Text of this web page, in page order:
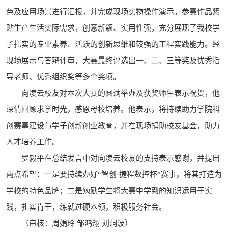
色及应用场景进行汇报，并完成现场实物操作演示。参赛作品紧
贴生产生活实际需求，创意新颖、实用性强，充分展现了我校学
子扎实的专业素养、活跃的创新思维和较强的工程实践能力。经
现场展示与答辩评审，大赛最终评选出一、二、三等奖及优秀指
导老师、优秀组织奖等多个奖项。
向凌云校友对本次大赛的圆满举办及获奖师生表示祝贺，他
深情回顾求学时光，感恩母校培养。他表示，将持续助力学院科
创赛事建设与学子创新创业教育，并在现场捐助校友基金，助力
人才培养工作。
罗毅平在总结发言中对向凌云校友的支持表示感谢，并提出
两点希望：一是要持续办好“智创·捷程数控杯”赛事，将其打造为
学校的特色品牌；二是勉励学生将大赛中学到的知识运用于实
践，扎实肯干，练就过硬本领，积极服务社会。
（审核：周娟玲 邹鸿翔 刘洞波）